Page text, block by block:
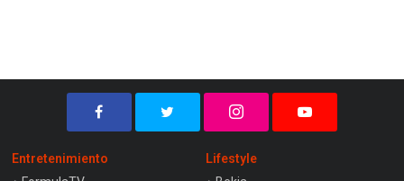
Entretenimiento
Lifestyle